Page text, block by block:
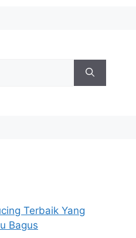
Terbaik Yang
Bagus